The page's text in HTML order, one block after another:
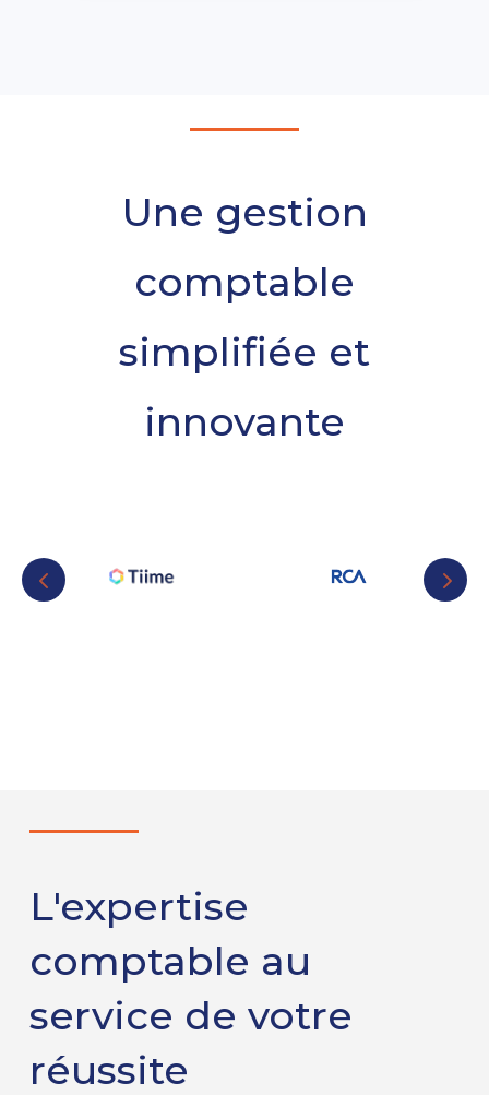
Une gestion
comptable
simplifiée et
innovante
L'expertise
comptable au
service de votre
réussite